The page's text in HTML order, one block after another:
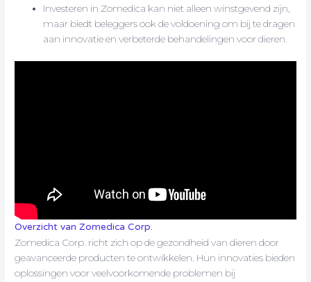
Investeren in Zomedica kan niet alleen winstgevend zijn,
maar biedt beleggers ook de voldoening om bij te dragen
aan innovatie en verbeterde behandelingen voor dieren.
Overzicht van Zomedica Corp.
Zomedica Corp. richt zich op de gezondheid van dieren door
geavanceerde producten te ontwikkelen. Hun innovaties bieden
oplossingen voor veelvoorkomende problemen bij